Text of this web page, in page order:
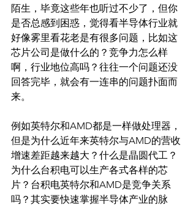
陌生，毕竟这些年也听过不少了，但你
是否总感到困惑，觉得看半导体行业就
好像雾里看花老是有很多问题，比如这
芯片公司是做什么的？竞争力怎么样
啊，行业地位高吗？往往一个问题还没
回答完毕，就会有一连串的问题扑面而
来。
例如英特尔和AMD都是一样做处理器，
但是为什么近年来英特尔与AMD的营收
增速差距越来越大？什么是晶圆代工？
为什么台积电可以生产各式各样的芯
片？台积电英特尔和AMD是竞争关系
吗？其实要快速掌握半导体产业的脉